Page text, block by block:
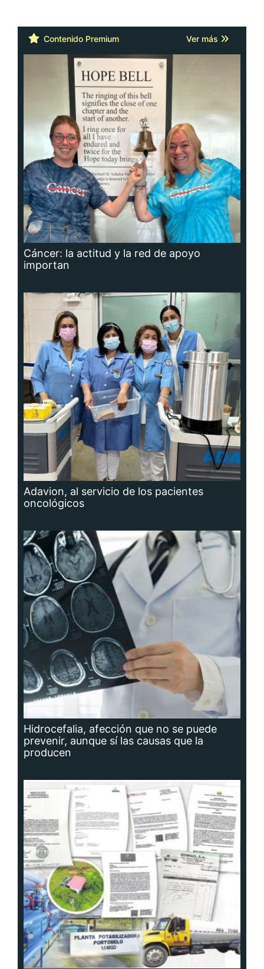
Contenido Premium Ver más
Cáncer: la actitud y la red de apoyo
importan
Adavion, al servicio de los pacientes
oncológicos
Hidrocefalia, afección que no se puede
prevenir, aunque sí las causas que la
producen